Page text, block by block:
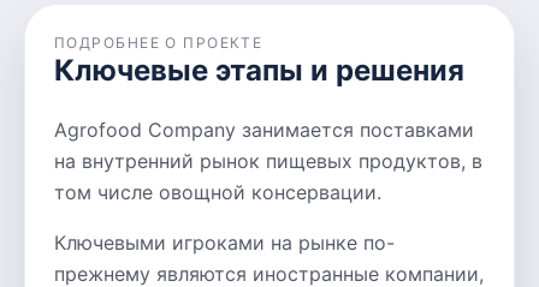
ПОДРОБНЕЕ О ПРОЕКТЕ
Ключевые этапы и решения
Agrofood Company занимается поставками
на внутренний рынок пищевых продуктов, в
том числе овощной консервации.
Ключевыми игроками на рынке по-
прежнему являются иностранные компании,